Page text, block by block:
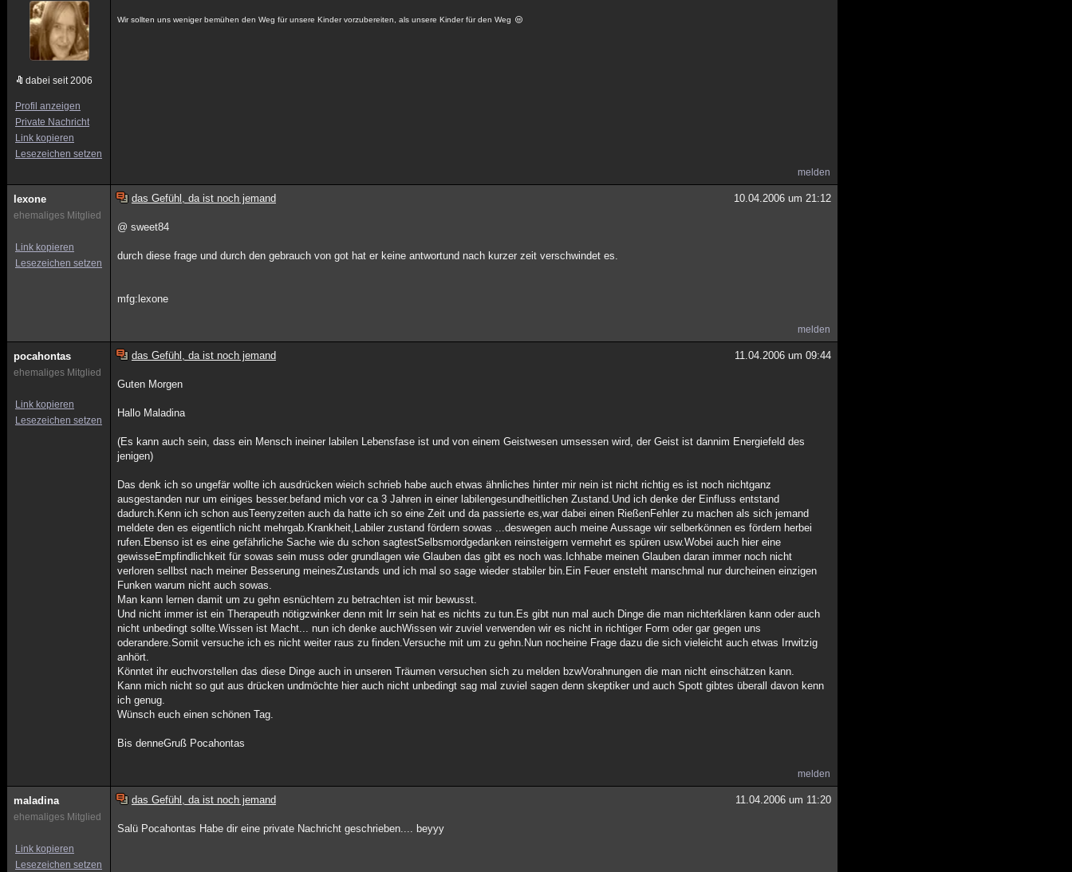
dabei seit 2006
Profil anzeigen
Private Nachricht
Link kopieren
Lesezeichen setzen
Wir sollten uns weniger bemühen den Weg für unsere Kinder vorzubereiten, als unsere Kinder für den Weg
melden
lexone
ehemaliges Mitglied
Link kopieren
Lesezeichen setzen
das Gefühl, da ist noch jemand 10.04.2006 um 21:12
@ sweet84
durch diese frage und durch den gebrauch von got hat er keine antwortund nach kurzer zeit verschwindet es.
mfg:lexone
melden
pocahontas
ehemaliges Mitglied
Link kopieren
Lesezeichen setzen
das Gefühl, da ist noch jemand 11.04.2006 um 09:44
Guten Morgen
Hallo Maladina
(Es kann auch sein, dass ein Mensch ineiner labilen Lebensfase ist und von einem Geistwesen umsessen wird, der Geist ist dannim Energiefeld des
jenigen)
Das denk ich so ungefär wollte ich ausdrücken wieich schrieb habe auch etwas ähnliches hinter mir nein ist nicht richtig es ist noch nichtganz
ausgestanden nur um einiges besser.befand mich vor ca 3 Jahren in einer labilengesundheitlichen Zustand.Und ich denke der Einfluss entstand
dadurch.Kenn ich schon ausTeenyzeiten auch da hatte ich so eine Zeit und da passierte es,war dabei einen RießenFehler zu machen als sich jemand
meldete den es eigentlich nicht mehrgab.Krankheit,Labiler zustand fördern sowas ...deswegen auch meine Aussage wir selberkönnen es fördern herbei
rufen.Ebenso ist es eine gefährliche Sache wie du schon sagtestSelbsmordgedanken reinsteigern vermehrt es spüren usw.Wobei auch hier eine
gewisseEmpfindlichkeit für sowas sein muss oder grundlagen wie Glauben das gibt es noch was.Ichhabe meinen Glauben daran immer noch nicht
verloren sellbst nach meiner Besserung meinesZustands und ich mal so sage wieder stabiler bin.Ein Feuer ensteht manschmal nur durcheinen einzigen
Funken warum nicht auch sowas.
Man kann lernen damit um zu gehn esnüchtern zu betrachten ist mir bewusst.
Und nicht immer ist ein Therapeuth nötigzwinker denn mit Irr sein hat es nichts zu tun.Es gibt nun mal auch Dinge die man nichterklären kann oder auch
nicht unbedingt sollte.Wissen ist Macht... nun ich denke auchWissen wir zuviel verwenden wir es nicht in richtiger Form oder gar gegen uns
oderandere.Somit versuche ich es nicht weiter raus zu finden.Versuche mit um zu gehn.Nun nocheine Frage dazu die sich vieleicht auch etwas Irrwitzig
anhört.
Könntet ihr euchvorstellen das diese Dinge auch in unseren Träumen versuchen sich zu melden bzwVorahnungen die man nicht einschätzen kann.
Kann mich nicht so gut aus drücken undmöchte hier auch nicht unbedingt sag mal zuviel sagen denn skeptiker und auch Spott gibtes überall davon kenn
ich genug.
Wünsch euch einen schönen Tag.
Bis denneGruß Pocahontas
melden
maladina
ehemaliges Mitglied
Link kopieren
Lesezeichen setzen
das Gefühl, da ist noch jemand 11.04.2006 um 11:20
Salü Pocahontas Habe dir eine private Nachricht geschrieben.... beyyy